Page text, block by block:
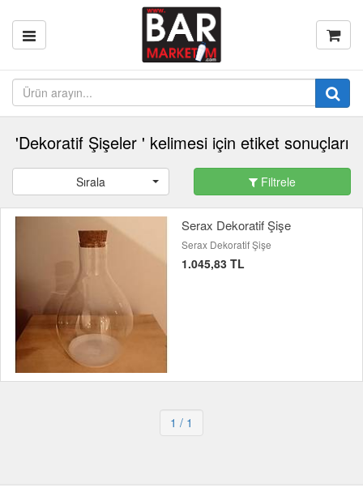
'Dekoratif Şişeler ' kelimesi için etiket sonuçları
Sırala Filtrele
Serax Dekoratif Şişe
Serax Dekoratif Şişe
1.045,83 TL
1 / 1